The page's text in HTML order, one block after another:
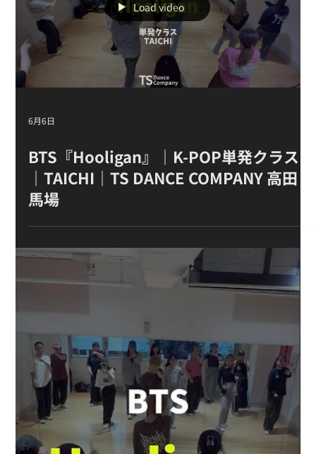
Load video
6月6日
｜TAICHI｜TS DANCE COMPANY 高田
馬場